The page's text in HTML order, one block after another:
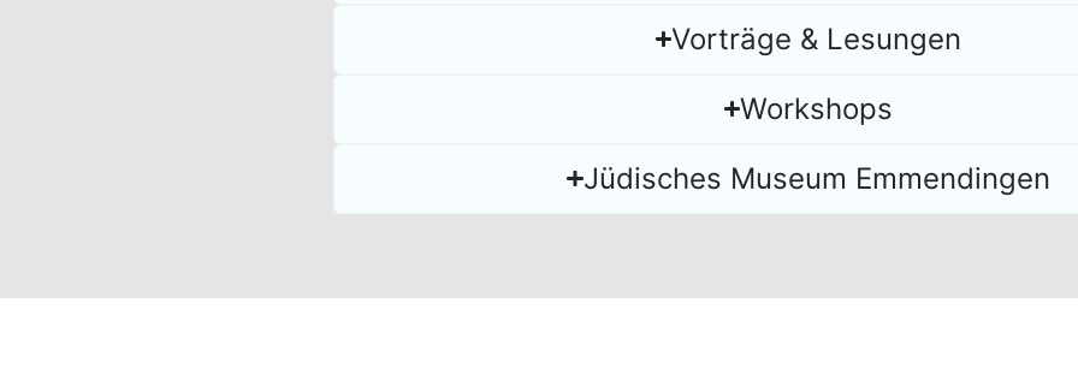
Vorträge & Lesungen
Workshops
Jüdisches Museum Emmendingen